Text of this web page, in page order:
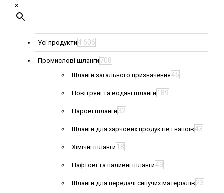
×
Усі продукти4 606
Промислові шланги 708
Шланги загального призначення45
Повітряні та водяні шланги 189
Парові шланги 32
Шланги для харчових продуктів і напоїв43
Хімічні шланги 18
Нафтові та паливні шланги43
Шланги для передачі сипучих матеріалів 23